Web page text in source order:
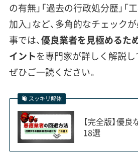
幸区の近年の解体工事を考える
る「防災まちづくり」は欠かせ
駅西側の幸町、中幸町、都町な
際に火災が広がりやすい「不
指定されています。
これらの地域は戦後の復興期
て建てられた場所で、市の想
棟が燃えてしまうと予測されて
の有無」「過去の行政処分歴」
加入」など、多角的なチェック
事では、優良業者を見極めるた
イントを専門家が詳しく解説
ぜひご一読ください。
スッキリ解体
【完全版】優
18選